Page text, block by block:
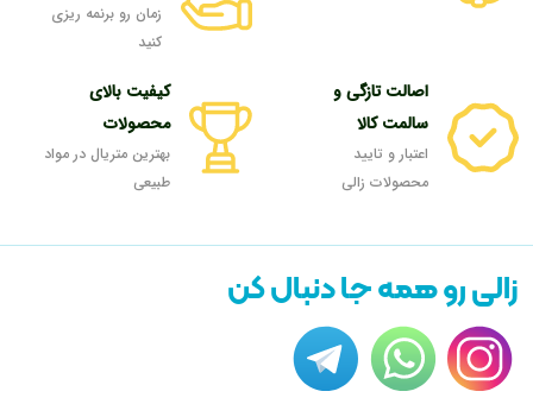
زمان رو برنمه ریزی
کنید
اصالت تازگی و
سالمت کالا
اعتبار و تایید
محصولات زالی
کیفیت بالای
محصولات
بهترین متریال در مواد
طبیعی
زالی رو همه جا دنبال کن